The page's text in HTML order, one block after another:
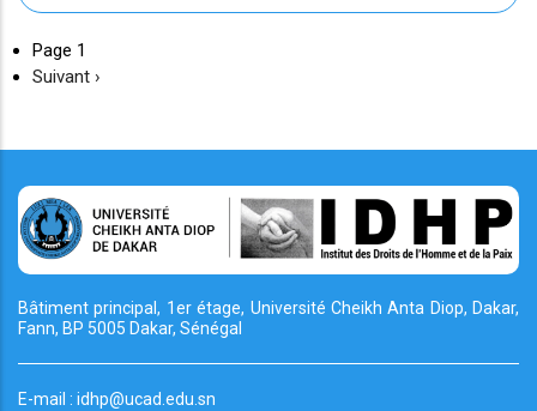
Page 1
Page
Suivant ›
Bâtiment principal, 1er étage, Université CheikhAnta Diop, Dakar,
Fann, BP 5005 Dakar, Sénégal
E-mail : idhp@ucad.edu.sn